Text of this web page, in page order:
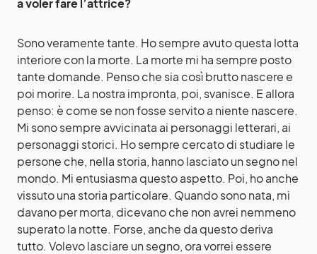
a voler fare l’attrice?
Sono veramente tante. Ho sempre avuto questa lotta
interiore con la morte. La morte mi ha sempre posto
tante domande. Penso che sia così brutto nascere e
poi morire. La nostra impronta, poi, svanisce. E allora
penso: è come se non fosse servito a niente nascere.
Mi sono sempre avvicinata ai personaggi letterari, ai
personaggi storici. Ho sempre cercato di studiare le
persone che, nella storia, hanno lasciato un segno nel
mondo. Mi entusiasma questo aspetto. Poi, ho anche
vissuto una storia particolare. Quando sono nata, mi
davano per morta, dicevano che non avrei nemmeno
superato la notte. Forse, anche da questo deriva
tutto. Volevo lasciare un segno, ora vorrei essere